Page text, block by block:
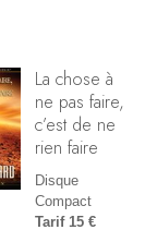
La chose à
ne pas faire,
c’est de ne
rien faire
Disque
Compact
Tarif 15 €